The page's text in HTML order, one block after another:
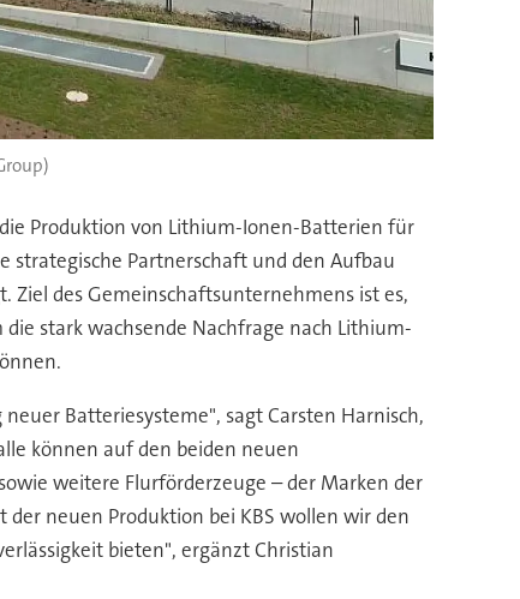
Produktion von Lithium-Ionen-Batterien für
Partnerschaft und den Aufbau
des Gemeinschaftsunternehmens ist es,
stark wachsende Nachfrage nach Lithium-
Batteriesysteme", sagt Carsten Harnisch,
können auf den beiden neuen
weitere Flurförderzeuge – der Marken der
neuen Produktion bei KBS wollen wir den
bieten", ergänzt Christian